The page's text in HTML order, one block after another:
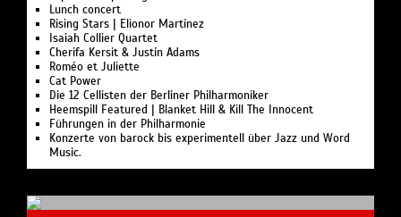
Lunch concert
Rising Stars | Elionor Martínez
Isaiah Collier Quartet
Cherifa Kersit & Justin Adams
Roméo et Juliette
Cat Power
Die 12 Cellisten der Berliner Philharmoniker
Heemspill Featured | Blanket Hill & Kill The Innocent
Führungen in der Philharmonie
Konzerte von barock bis experimentell über Jazz und Word
Music.